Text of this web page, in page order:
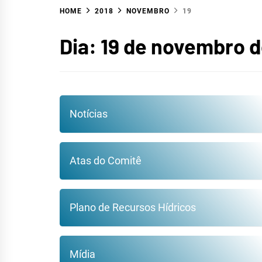
HOME 2018 NOVEMBRO 19
Dia: 19 de novembro
Notícias
Atas do Comitê
Plano de Recursos Hídricos
Mídia